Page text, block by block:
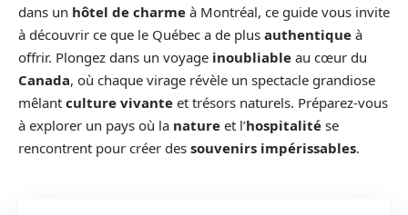
dans un hôtel de charme à Montréal, ce guide vous invite
à découvrir ce que le Québec a de plus authentique à
offrir. Plongez dans un voyage inoubliable au cœur du
Canada, où chaque virage révèle un spectacle grandiose
mêlant culture vivante et trésors naturels. Préparez-vous
à explorer un pays où la nature et l’hospitalité se
rencontrent pour créer des souvenirs impérissables.